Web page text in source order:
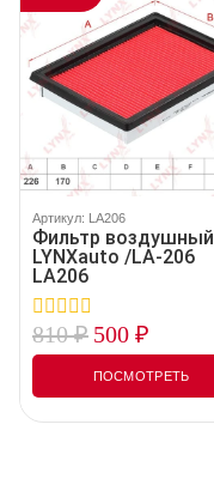
Артикул: LA206
Фильтр воздушный
LYNXauto /LA-206
LA206
0
out
5
810₽ 500 ₽
ПОСМОТРЕТЬ